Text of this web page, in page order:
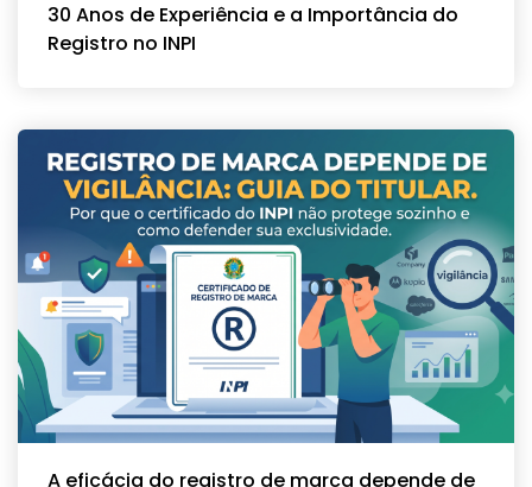
30 Anos de Experiência e a Importância do
Registro no INPI
A eficácia do registro de marca depende de